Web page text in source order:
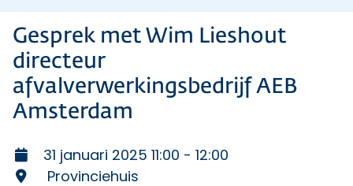
Gesprek met Wim Lieshout
directeur
afvalverwerkingsbedrijf AEB
Amsterdam
31 januari 2025 11:00 - 12:00
Provinciehuis